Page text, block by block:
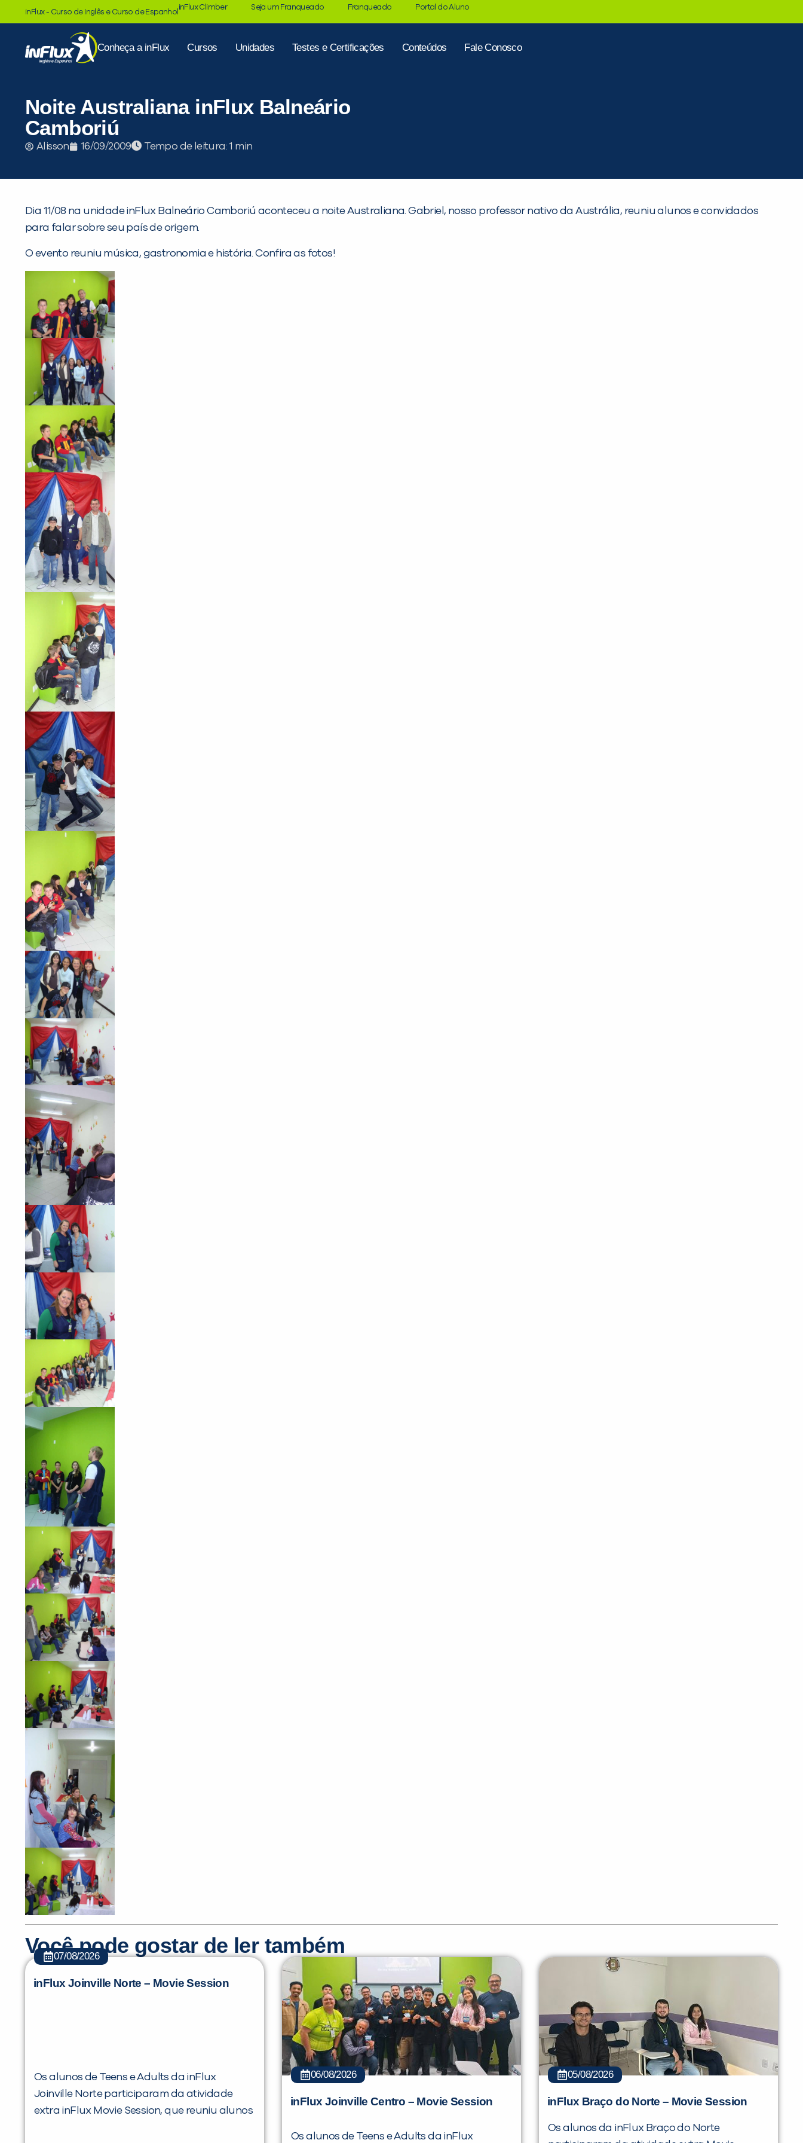
inFlux - Curso de Inglês e Curso de Espanhol
inFlux Climber Seja um Franqueado Franqueado Portal do Aluno
Conheça a inFlux Cursos Unidades Testes e Certificações Conteúdos Fale Conosco
Noite Australiana inFlux Balneário
Camboriú
Alisson 16/09/2009 Tempo de leitura:
Dia 11/08 na unidade inFlux Balneário Camboriú aconteceu a noite Australiana. Gabriel, nosso professor nativo da Austrália, reuniu alunos e convidados
para falar sobre seu país de origem.
O evento reuniu música, gastronomia e história. Confira as fotos!
Você pode gostar de ler também
07/08/2026
inFlux Joinville Norte – Movie Session
Os alunos de Teens e Adults da inFlux
Joinville Norte participaram da atividade
extra inFlux Movie Session, que reuniu alunos
06/08/2026
inFlux Joinville Centro – Movie Session
Os alunos de Teens e Adults da inFlux
05/08/2026
inFlux Braço do Norte – Movie Session
Os alunos da inFlux Braço do Norte
PEÇA UMA DEMONSTRAÇÃO DE MÉTODO